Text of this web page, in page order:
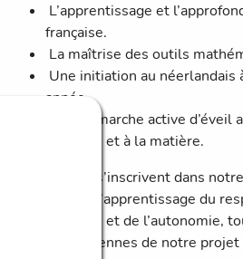
L’apprentissage et
française.
La maîtrise des outils
Une initiation au néerlandais
année.
Une démarche active d’éveil
l’homme et à la matière.
Ces objectifs s’inscrivent dans
les enfants à l’apprentissage du
responsabilité et de l’autonomie,
valeurs chrétiennes de notre